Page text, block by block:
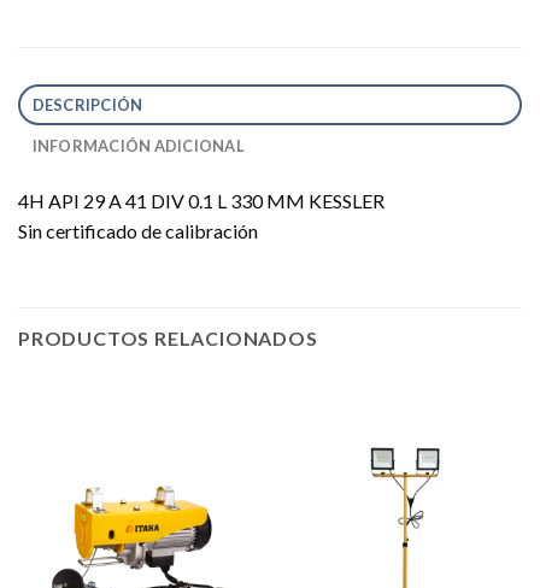
DESCRIPCIÓN
INFORMACIÓN ADICIONAL
4H API 29 A 41 DIV 0.1 L 330 MM KESSLER
Sin certificado de calibración
PRODUCTOS RELACIONADOS